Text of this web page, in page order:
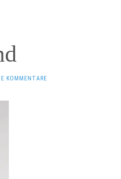
KOMMENTARE